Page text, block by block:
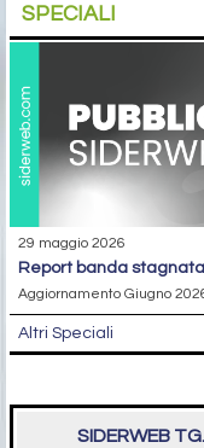
SPECIALI
29 maggio 2026
report banda
Aggiornamento Giugno
Altri Speciali
SIDERWEB